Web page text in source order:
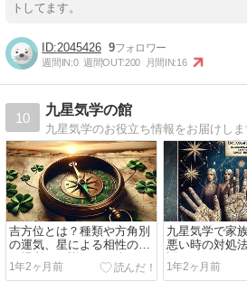
トしてます。
2045426 9
週間IN:0 週間OUT:200 月間IN:16
10
九星気学の館
九星気学のお役立ち情報をお届けしま
吉方位とは？種類や方角別
の運気、星による相性の良
い場所など詳しく紹介
1年2ヶ月前
九星気学で家
悪い時の対処
説
1年2ヶ月前